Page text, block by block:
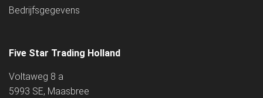
Bedrijfsgegevens
Five Star Trading Holland
Voltaweg 8 a
5993 SE, Maasbree